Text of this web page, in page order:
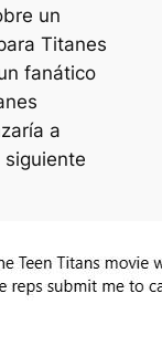
un
Titanes
fanático
a